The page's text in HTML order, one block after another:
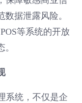
据泄露风险。
等系统的开放
系统，不仅是企